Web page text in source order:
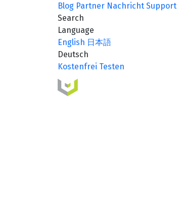
Blog Partner Nachricht Support
Search
Language
English 日本語
Deutsch
Kostenfrei Testen